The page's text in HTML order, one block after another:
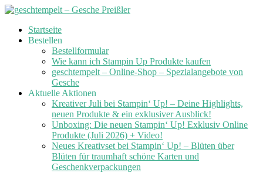
Skip
Startseite
Bestellen
Bestellformular
Wie kann ich Stampin Up Produkte kaufen
geschtempelt – Online-Shop – Spezialangebote von
Gesche
Aktuelle Aktionen
Kreativer Juli bei Stampin‘ Up! – Deine Highlights,
neuen Produkte & ein exklusiver Ausblick!
Unboxing: Die neuen Stampin‘ Up! Exklusiv Online
Produkte (Juli 2026) + Video!
Neues Kreativset bei Stampin‘ Up! – Blüten über
Blüten für traumhaft schöne Karten und
Geschenkverpackungen